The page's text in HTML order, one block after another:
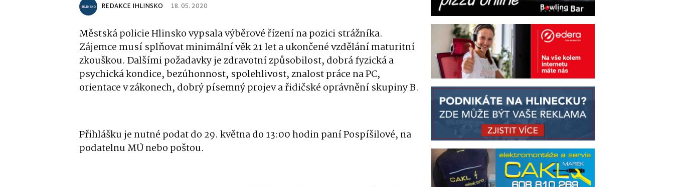
REDAKCE IHLINSKO 18. 05. 2020
Městská policie Hlinsko vypsala výběrové řízení na pozici strážníka.
Zájemce musí splňovat minimální věk 21 let a ukončené vzdělání maturitní
zkouškou. Dalšími požadavky je zdravotní způsobilost, dobrá fyzická a
psychická kondice, bezúhonnost, spolehlivost, znalost práce na PC,
orientace v zákonech, dobrý písemný projev a řidičské oprávnění skupiny B.
Přihlášku je nutné podat do 29. května do 13:00 hodin paní Pospíšilové, na
podatelnu MÚ nebo poštou.